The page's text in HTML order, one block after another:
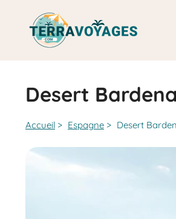
contenu
Desert
Accueil > Espagne > Desert